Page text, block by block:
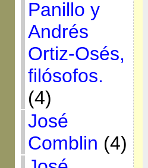
Panillo y
Andrés
Ortiz-Osés,
filósofos.
(4)
José
Comblin (4)